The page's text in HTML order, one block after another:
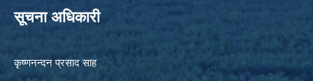
सूचना अधिकारी
कृष्णनन्दन प्रसाद साह